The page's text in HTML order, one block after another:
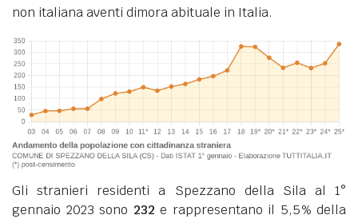
non italiana aventi dimora abituale in Italia.
Gli stranieri residenti a Spezzano della Sila al 1°
gennaio 2023 sono 232 e rappresentano il 5,5% della